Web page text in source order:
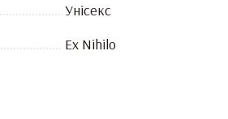
Унісекс
Ex Nihilo